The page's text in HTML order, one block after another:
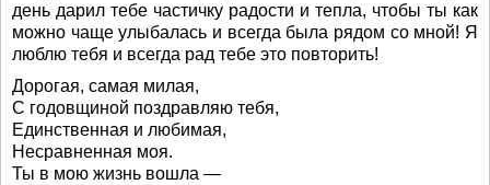
день дарил тебе частичку радости и тепла, чтобы ты как
можно чаще улыбалась и всегда была рядом со мной! Я
люблю тебя и всегда рад тебе это повторить!
Дорогая, самая милая,
С годовщиной поздравляю тебя,
Единственная и любимая,
Несравненная моя.
Ты в мою жизнь вошла —